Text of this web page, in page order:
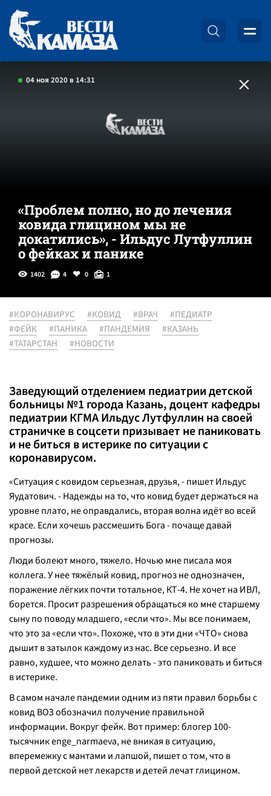
04 ноя 2020 в 14:31
«Проблем полно, но до лечения
ковида глицином мы не
докатились», - Ильдус Лутфуллин
о фейках и панике
1402 4 0 1
#КОРОНАВИРУС #КОВИД #ВРАЧ
#ПЕДИАТР
#ФЕЙК
#ПАНИКА #ПАНДЕМИЯ
#КАЗАНЬ
#ТАТАРСТАН
#НОВОСТИ
Заведующий отделением педиатрии детской
больницы №1 города Казань, доцент кафедры
педиатрии КГМА Ильдус Лутфуллин на своей
страничке в соцсети призывает не паниковать
и не биться в истерике по ситуации с
коронавирусом.
«Ситуация с ковидом серьезная, друзья,- пишет Ильдус
Яудатович. -Надежды на то, что ковид будет держаться на
уровне плато, не оправдались, вторая волна идёт во всей
красе. Если хочешь рассмешить Бога - почаще давай
прогнозы.
Люди болеют много, тяжело. Ночью мне писала моя
коллега. У нее тяжёлый ковид, прогноз не однозначен,
поражение лёгких почти тотальное, КТ-4. Не хочет на ИВЛ,
борется. Просит разрешения обращаться ко мне старшему
сыну по поводу младшего, «если что». Мы все понимаем,
что это за «если что». Похоже, что в эти дни «ЧТО» снова
дышит в затылок каждому из нас. Все серьезно. И все
равно, худшее, что можно делать - это паниковать и биться
в истерике.
В самом начале пандемии одним из пяти правил борьбы с
ковид ВОЗ обозначил получение правильной
информации. Вокруг фейк. Вот пример: блогер 100-
тысячник enge_narmaeva, не вникая в ситуацию,
вперемежку с мантами и лапшой, пишет о том, что в
первой детской нет лекарств и детей лечат глицином.